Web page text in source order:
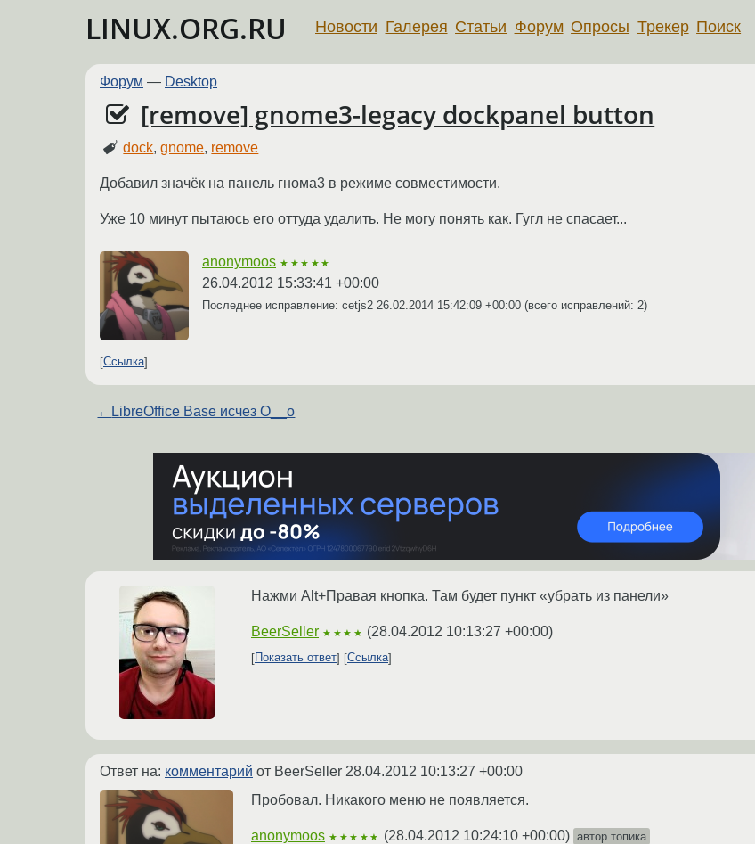
LINUX.ORG.RU Новости Галерея Статьи Форум Опросы Трекер Поиск
Форум — Desktop
[remove] gnome3-legacy dockpanel button
dock,gnome, remove
Добавил значёк на панель гнома3 в режиме совместимости.
Уже 10 минут пытаюсь его оттуда удалить. Не могу понять как. Гугл не спасает...
anonymoos ★★★★★
26.04.2012 15:33:41 +00:00
Последнее исправление: cetjs2 26.02.2014 15:42:09 +00:00 (всего исправлений: 2)
Ссылка
← LibreOffice Base исчез O__o
Нажми Alt+Правая кнопка. Там будет пункт «убрать из панели»
BeerSeller ★★★★ (28.04.2012 10:13:27 +00:00)
Показать ответ Ссылка
Ответ на: комментарий от BeerSeller 28.04.2012 10:13:27 +00:00
Пробовал. Никакого меню не появляется.
anonymoos ★★★★★ (28.04.2012 10:24:10 +00:00) автор топика